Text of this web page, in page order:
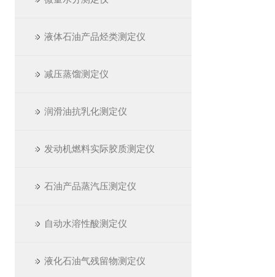
液体石油产品烃类测定仪
减压蒸馏测定仪
润滑油抗乳化测定仪
发动机燃料实际胶质测定仪
石油产品蒸汽压测定仪
自动水溶性酸测定仪
液化石油气残留物测定仪